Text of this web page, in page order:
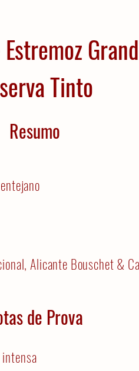
Tinto
Resumo
Alicante Bouschet &
de Prova